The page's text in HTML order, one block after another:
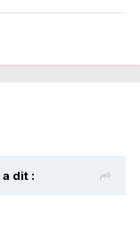
a dit :